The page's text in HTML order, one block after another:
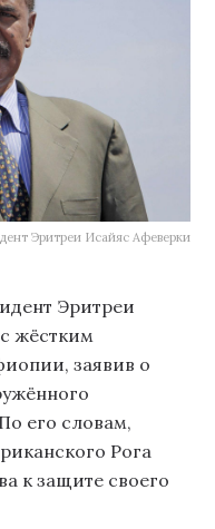
Эритреи Исайяс Афеверки
Эритреи
жёстким
заявив о
его словам,
Рога
к защите своего